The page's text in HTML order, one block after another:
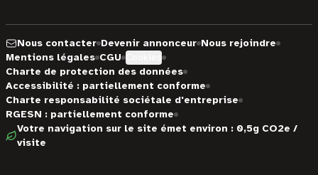
Nous contacter Devenir annonceur Nous rejoindre
Mentions légales CGU
Charte de protection des données
Accessibilité : partiellement conforme
Charte responsabilité sociétale d'entreprise
RGESN : partiellement conforme
Votre navigation sur le site émet environ : 0,5g CO2e /
visite